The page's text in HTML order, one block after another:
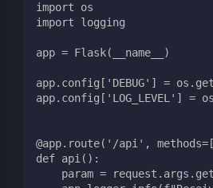
import os
import logging
app = Flask(__name__)
app.config['DEBUG'] =
app.config['LOG_LEVEL'] =
@app.route('/api',
def api():
param =